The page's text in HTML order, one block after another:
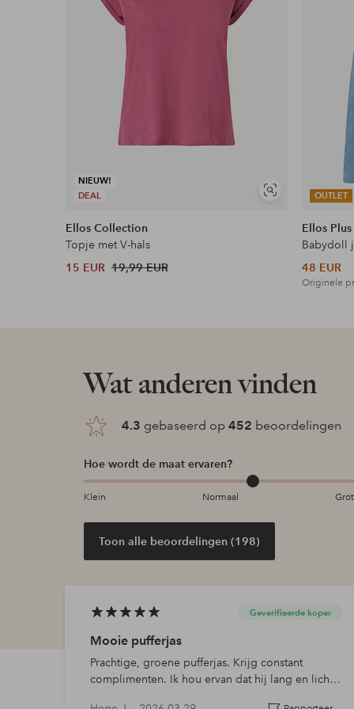
Wasvoorschrift: Wassen op 40°
Mouwlengte: Lange mouw
Artikelnummer: 7016326-03-3436
Download afbeelding in hoge resolutie
Geldt voor pakketten boven de 79 €
NIEUW!
DEAL
Soortgelijke
Ellos Collection
Topje met V-hals
15 EUR 19,99 EUR
OUTLET
Ellos
Babydoll
48 EUR
Originele
Wat anderen vinden
4.3 gebaseerd op 452 beoordelingen
Hoe wordt de maat ervaren?
Klein Normaal
Toon alle beoordelingen (198)
Geverifieerde koper
Mooie pufferjas
Prachtige, groene pufferjas. Krijg constant
complimenten. Ik hou ervan dat hij lang en licht